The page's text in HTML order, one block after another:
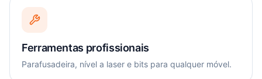
Ferramentas profissionais
Parafusadeira, nível a laser e bits para qualquer móvel.